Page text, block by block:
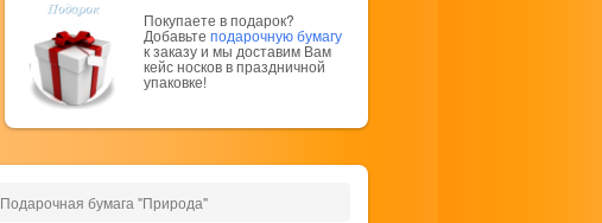
Покупаете в подарок?
Добавьте подарочную бумагу
к заказу и мы доставим Вам
кейс носков в праздничной
упаковке!
Подарочная бумага "Природа"